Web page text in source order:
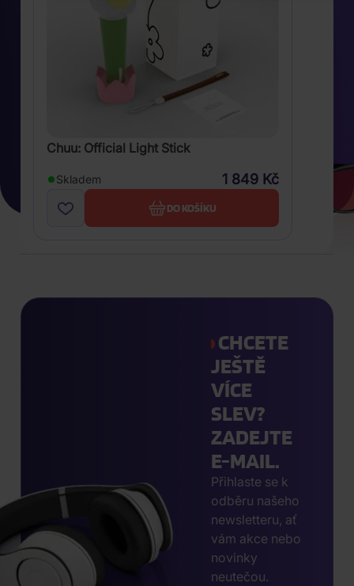
Chuu: Official Light Stick
Skladem 1 849 Kč
DO KOŠÍKU
CHCETE
JEŠTĚ
VÍCE
SLEV?
ZADEJTE
E-MAIL.
Přihlaste se k
odběru našeho
newsletteru, ať
vám akce nebo
novinky
neutečou.